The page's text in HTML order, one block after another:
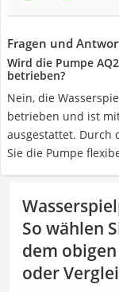
Fragen und
Wird die Pumpe
betrieben?
Nein, die
betrieben und ist
ausgestattet. Durch
Sie die Pumpe
So wählen
dem
oder